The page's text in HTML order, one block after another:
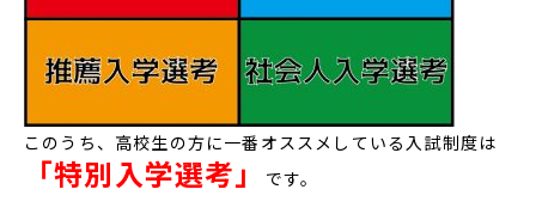
このうち、高校生の方に一番オススメしている入試制度は
「特別入学選考」 です。